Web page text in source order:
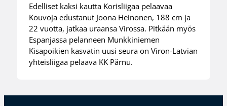
Edelliset kaksi kautta Korisliigaa pelaavaa
Kouvoja edustanut Joona Heinonen, 188 cm ja
22 vuotta, jatkaa uraansa Virossa. Pitkään myös
Espanjassa pelanneen Munkkiniemen
Kisapoikien kasvatin uusi seura on Viron-Latvian
yhteisliigaa pelaava KK Pärnu.